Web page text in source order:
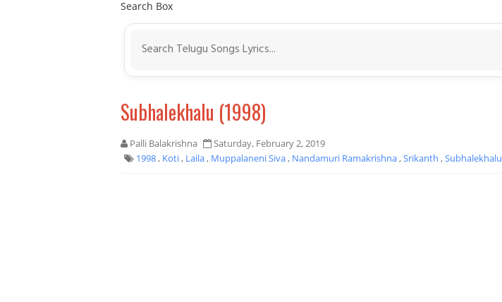
Search Box
Subhalekhalu (1998)
Palli Balakrishna
Saturday, February 2, 2019
1998, Koti, Laila, Muppalaneni Siva, Nandamuri Ramakrishna,Srikanth ,Subhalekhalu